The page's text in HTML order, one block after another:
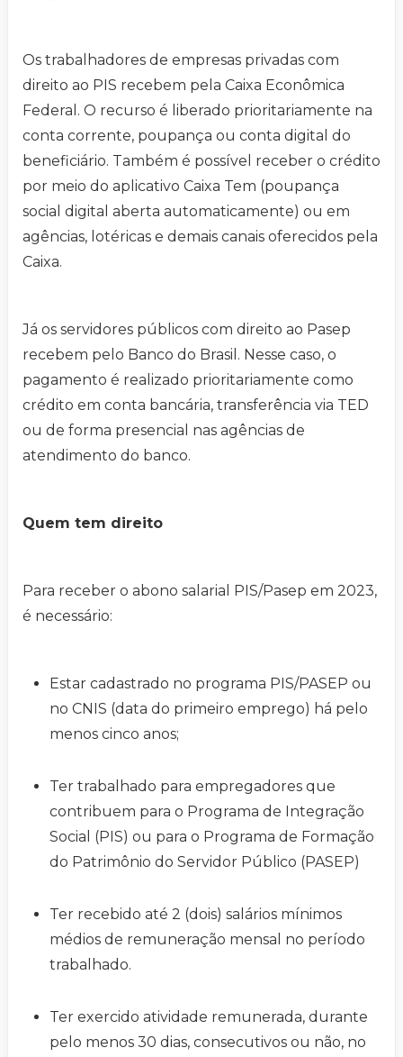
Os trabalhadores de empresas privadas com
direito ao PIS recebem pela Caixa Econômica
Federal. O recurso é liberado prioritariamente na
conta corrente, poupança ou conta digital do
beneficiário. Também é possível receber o crédito
por meio do aplicativo Caixa Tem (poupança
social digital aberta automaticamente) ou em
agências, lotéricas e demais canais oferecidos pela
Caixa.
Já os servidores públicos com direito ao Pasep
recebem pelo Banco do Brasil. Nesse caso, o
pagamento é realizado prioritariamente como
crédito em conta bancária, transferência via TED
ou de forma presencial nas agências de
atendimento do banco.
Quem tem direito
Para receber o abono salarial PIS/Pasep em 2023,
é necessário:
Estar cadastrado no programa PIS/PASEP ou
no CNIS (data do primeiro emprego) há pelo
menos cinco anos;
Ter trabalhado para empregadores que
contribuem para o Programa de Integração
Social (PIS) ou para o Programa de Formação
do Patrimônio do Servidor Público (PASEP)
Ter recebido até 2 (dois) salários mínimos
médios de remuneração mensal no período
trabalhado.
Ter exercido atividade remunerada, durante
pelo menos 30 dias, consecutivos ou não, no